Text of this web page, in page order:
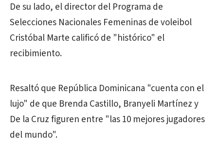
De su lado, el director del Programa de
Selecciones Nacionales Femeninas de voleibol
Cristóbal Marte calificó de "histórico" el
recibimiento.
Resaltó que República Dominicana "cuenta con el
lujo" de que Brenda Castillo, Branyeli Martínez y
De la Cruz figuren entre "las 10 mejores jugadores
del mundo".